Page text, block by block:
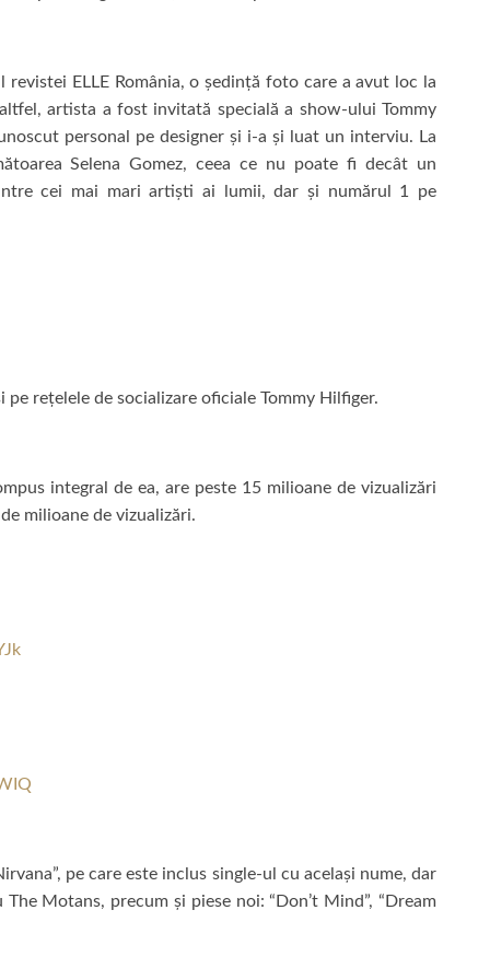
ELLE România, o ședință foto care a avut loc la
artista a fost invitată specială a show-ului Tommy
personal pe designer și i-a și luat un interviu. La
Selena Gomez, ceea ce nu poate fi decât un
cei mai mari artiști ai lumii, dar și numărul 1 pe
rețelele de socializare oficiale Tommy Hilfiger.
integral de ea, are peste 15 milioane de vizualizări
milioane de vizualizări.
pe care este inclus single-ul cu același nume, dar
The Motans, precum și piese noi: “Don’t Mind”, “Dream